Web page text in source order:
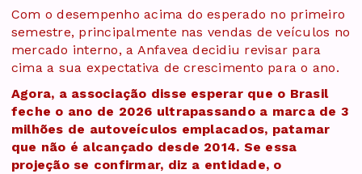
Com o desempenho acima do esperado no primeiro
semestre, principalmente nas vendas de veículos no
mercado interno, a Anfavea decidiu revisar para
cima a sua expectativa de crescimento para o ano.
Agora, a associação disse esperar que o Brasil
feche o ano de 2026 ultrapassando a marca de 3
milhões de autoveículos emplacados, patamar
que não é alcançado desde 2014. Se essa
projeção se confirmar, diz a entidade, o